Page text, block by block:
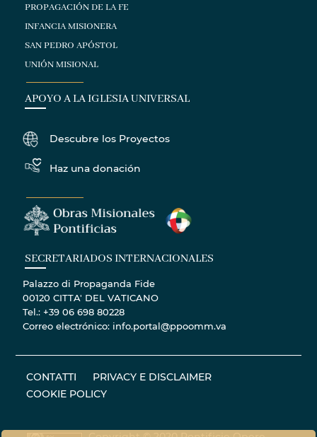
PROPAGACIÓN DE LA FE
INFANCIA MISIONERA
SAN PEDRO APÓSTOL
UNIÓN MISIONAL
APOYO A LA IGLESIA UNIVERSAL
Descubre los Proyectos
Haz una donación
SECRETARIADOS INTERNACIONALES
Palazzo di Propaganda Fide
00120 CITTA' DEL VATICANO
Tel.: +39 06 698 80228
Correo electrónico: info.portal@ppoomm.va
CONTATTI
PRIVACY E DISCLAIMER
COOKIE POLICY